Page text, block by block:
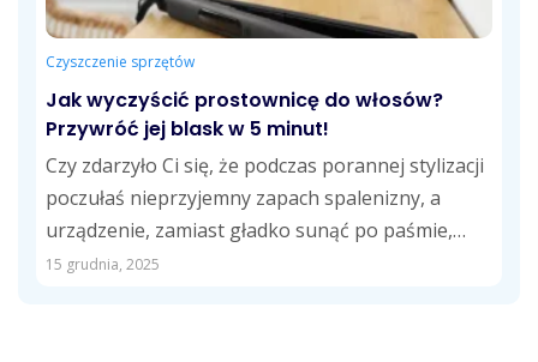
Czyszczenie sprzętów
Jak wyczyścić prostownicę do włosów?
Przywróć jej blask w 5 minut!
Czy zdarzyło Ci się, że podczas porannej stylizacji
poczułaś nieprzyjemny zapach spalenizny, a
urządzenie, zamiast gładko sunąć po paśmie,
zaczęło...
15 grudnia, 2025